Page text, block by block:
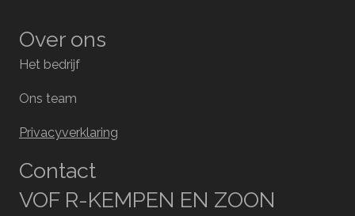
Over ons
Het bedrijf
Ons team
Privacyverklaring
Contact
VOF R-KEMPEN EN ZOON